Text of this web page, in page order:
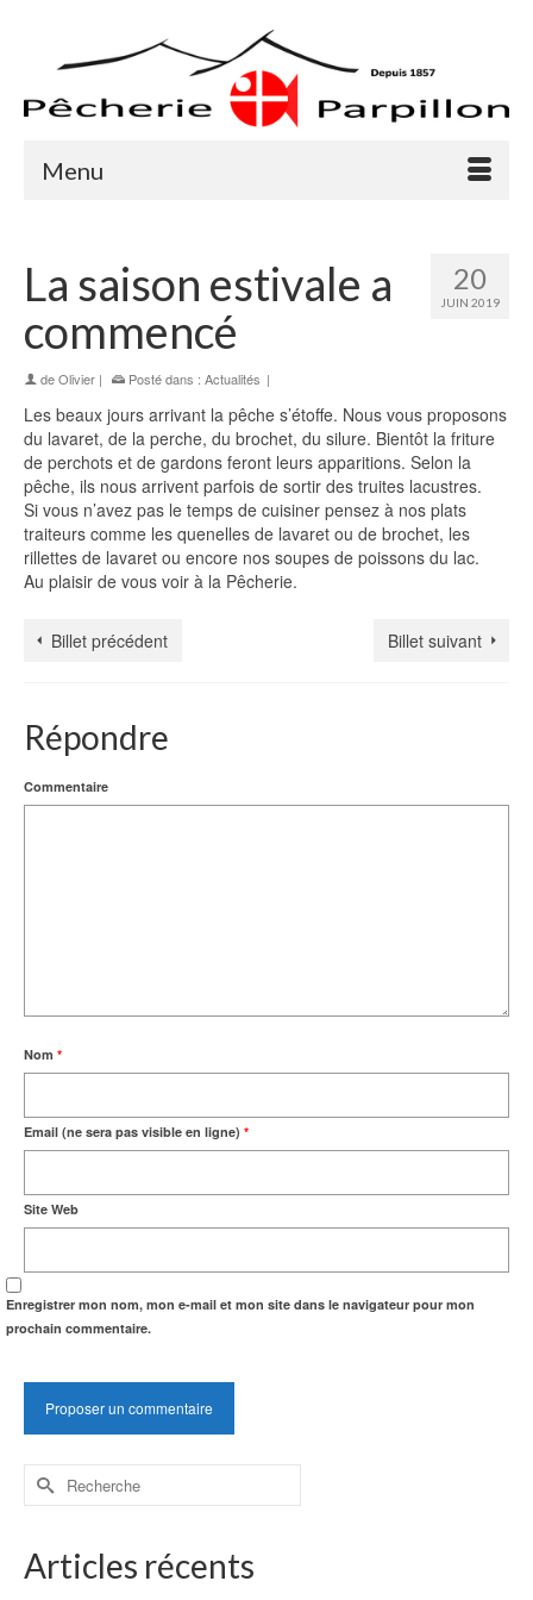
Menu
20
JUIN 2019
La saison estivale a
commencé
deOlivier | Posté dans : Actualités |
Les beaux jours arrivant la pêche s’étoffe. Nous vous proposons
du lavaret, de la perche, du brochet, du silure. Bientôt la friture
de perchots et de gardons feront leurs apparitions. Selon la
pêche, ils nous arrivent parfois de sortir des truites lacustres.
Si vous n’avez pas le temps de cuisiner pensez à nos plats
traiteurs comme les quenelles de lavaret ou de brochet, les
rillettes de lavaret ou encore nos soupes de poissons du lac.
Au plaisir de vous voir à la Pêcherie.
Billet précédent Billet suivant
Répondre
Commentaire
Nom *
Email (ne sera pas visible en ligne) *
Site Web
Enregistrer mon nom, mon e-mail et mon site dans le navigateur pour mon
prochain commentaire.
Rechercher :
Articles récents